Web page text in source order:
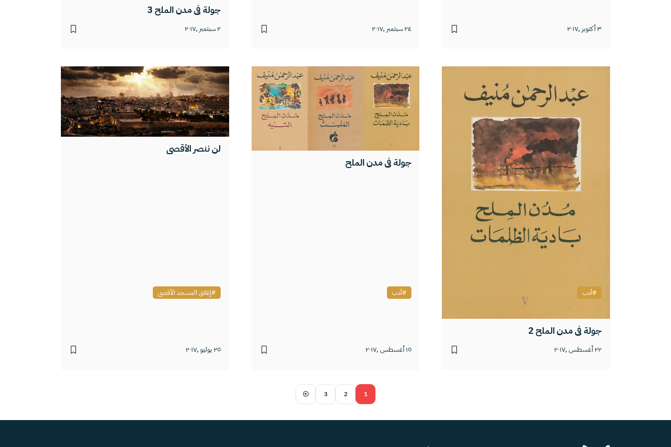
٣ أكتوبر ,٢٠١٧ ٢٤ سبتمبر ,٢٠١٧
جولة في مدن الملح 3
٢ سبتمبر ,٢٠١٧
جولة في مدن الملح 2
٢٢ أغسطس ,٢٠١٧
أدب
جولة في مدن الملح
١٥ أغسطس ,٢٠١٧
أدب
لن ننصر الأقصى
٢٥ يوليو ,٢٠١٧
إغلاق المسجد الأقصى
1
2
3